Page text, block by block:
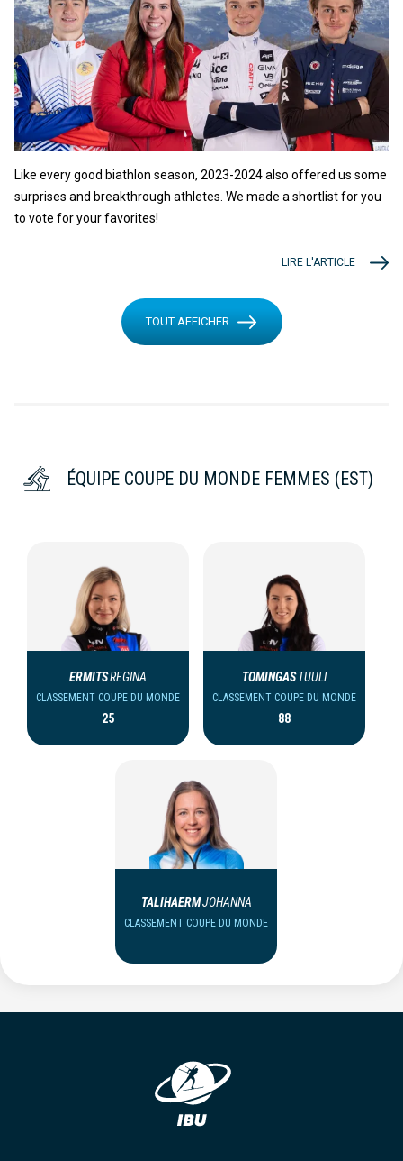
Like every good biathlon season, 2023-2024 also offered us some
surprises and breakthrough athletes. We made a shortlist for you
to vote for your favorites!
LIRE L'ARTICLE
TOUT AFFICHER
ÉQUIPE COUPE DU MONDE FEMMES (EST)
ERMITSREGINA
CLASSEMENT COUPE DU MONDE
25
TOMINGASTUULI
CLASSEMENT COUPE DU MONDE
88
TALIHAERMJOHANNA
CLASSEMENT COUPE DU MONDE